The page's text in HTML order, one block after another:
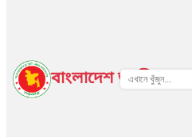
বাংলাদেশ জাতীয় তথ্য